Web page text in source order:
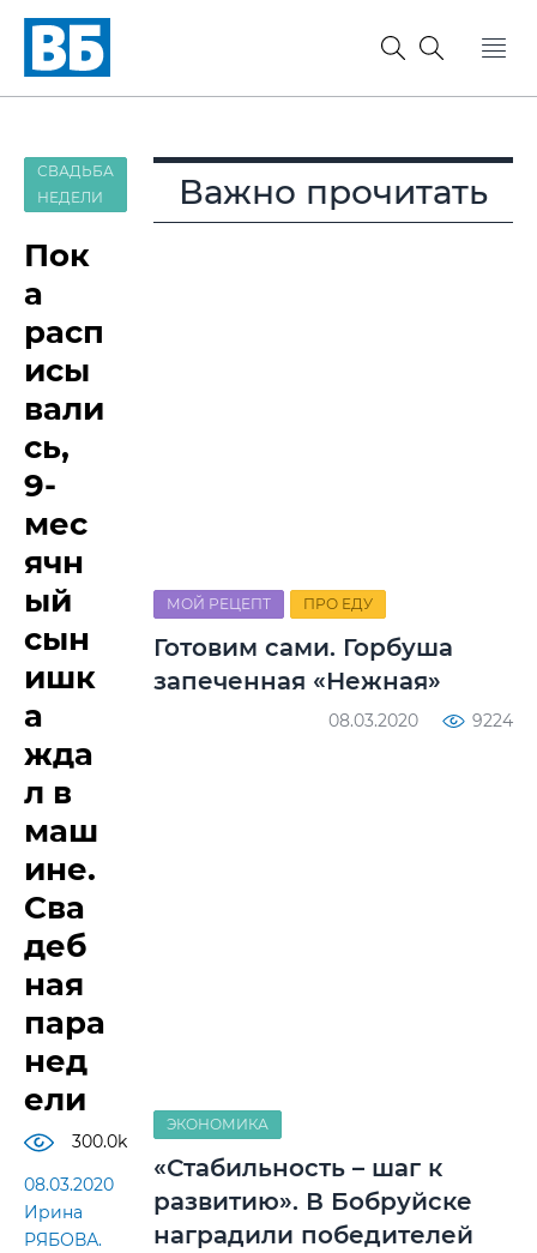
СВАДЬБА
НЕДЕЛИ
Пок
а
расп
исы
вали
сь,
9-
мес
ячн
ый
сын
ишк
а
жда
л в
маш
ине.
Сва
деб
ная
пара
нед
ели
300.0k
08.03.2020
Ирина
РЯБОВА.
Важно прочитать
МОЙ РЕЦЕПТ ПРО ЕДУ
Готовим сами. Горбуша
запеченная «Нежная»
08.03.2020 9224
ЭКОНОМИКА
«Стабильность – шаг к
развитию». В Бобруйске
наградили победителей